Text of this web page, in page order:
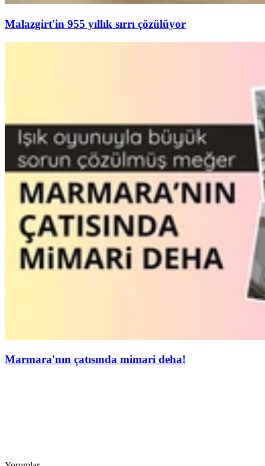
Malazgirt'in 955 yıllık sırrı çözülüyor
Marmara'nın çatısında mimari deha!